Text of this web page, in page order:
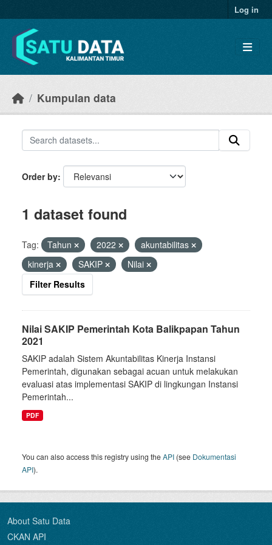
Log in
Kumpulan data
Order by
1 dataset found
Tag: Tahun 2022
akuntabilitas
kinerja
SAKIP
Nilai
Filter Results
Nilai SAKIP Pemerintah Kota Balikpapan Tahun
2021
SAKIP adalah Sistem Akuntabilitas Kinerja Instansi
Pemerintah, digunakan sebagai acuan untuk melakukan
evaluasi atas implementasi SAKIP di lingkungan Instansi
Pemerintah...
PDF
You can also access this registry using theAPI (see Dokumentasi
API).
About Satu Data
CKAN API